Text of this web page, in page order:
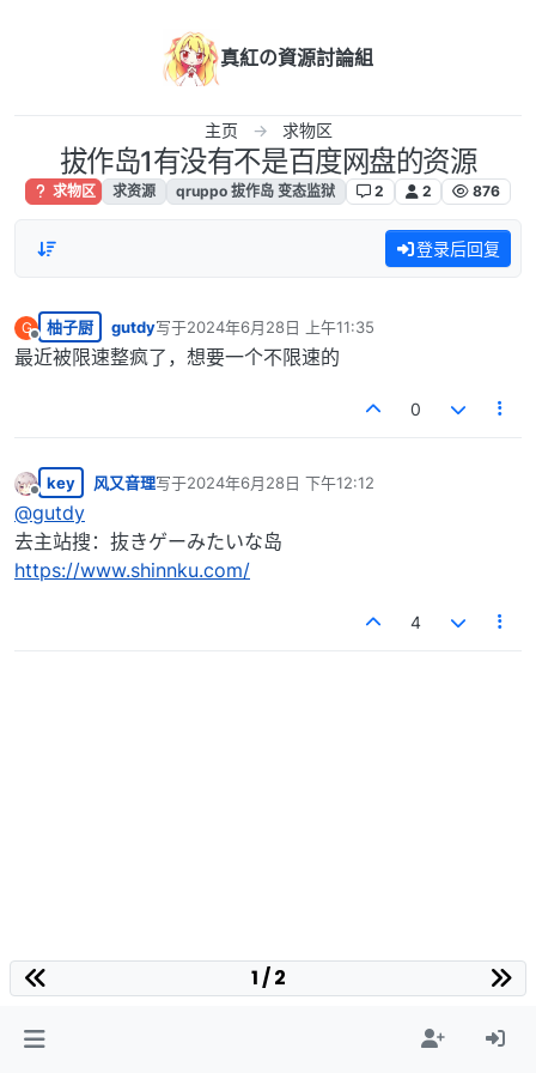
真紅の資源討論組
主页 求物区
拔作岛1有没有不是百度网盘的资源
求物区 求资源 qruppo 拔作岛 变态监狱 2 2 876
登录后回复
G
离线
柚子厨 gutdy写于2024年6月28日 上午11:35
最后由 编辑
最近被限速整疯了，想要一个不限速的
0
离线
key 风又音理写于2024年6月28日 下午12:12
最后由 编辑
@gutdy
去主站搜：抜きゲーみたいな岛
https://www.shinnku.com/
4
1 / 2